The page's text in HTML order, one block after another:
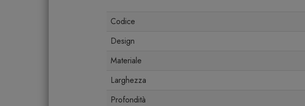
Codice
Design
Materiale
Larghezza
Profondità